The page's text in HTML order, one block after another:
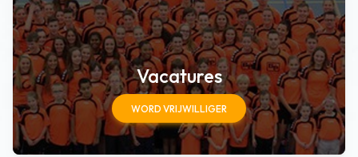
Vacatures
WORD VRIJWILLIGER